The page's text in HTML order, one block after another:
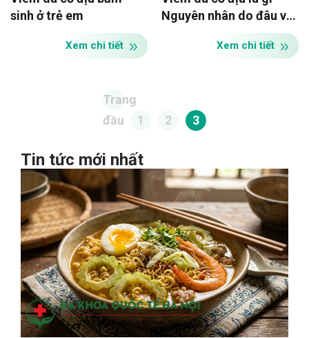
sinh ở trẻ em
Xem chi tiết
Nguyên nhân do đâu và
Dấu hiệu nhận biết
Xem chi tiết
Trang
đầu
1 2 3
Tin tức mới nhất